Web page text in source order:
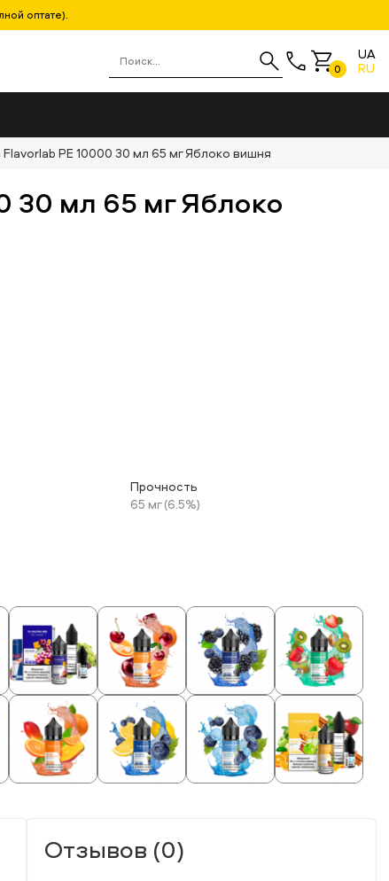
оптате).
0
UA
RU
PE 10000 30 мл 65 мг Яблоко вишня
30 мл 65 мг Яблоко
Прочность
65 мг (6.5%)
Отзывов (0)